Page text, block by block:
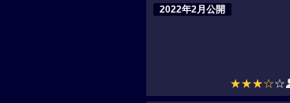
2022年2月公開
★★★☆☆